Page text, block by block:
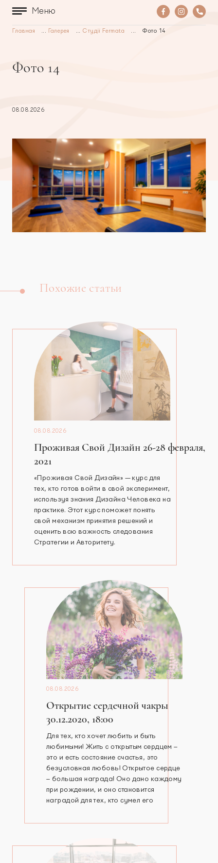
Меню
Фото 14
Главная ... Галерея ... Студії Fermata ... Фото 14
08.08.2026
Похожие статьи
08.08.2026
Проживая Свой Дизайн 26-28 февраля,
2021
«Проживая Свой Дизайн» — курс для
тех, кто готов войти в свой эксперимент,
используя знания Дизайна Человека на
практике. Этот курс поможет понять
свой механизм принятия решений и
оценить всю важность следования
Стратегии и Авторитету.
08.08.2026
Открытие сердечной чакры
30.12.2020, 18:00
Для тех, кто хочет любить и быть
любимыми! Жить с открытым сердцем –
это и есть состояние счастья, это
безусловная любовь! Открытое сердце
– большая награда! Оно дано каждому
при рождении, и оно становится
наградой для тех, кто сумел его